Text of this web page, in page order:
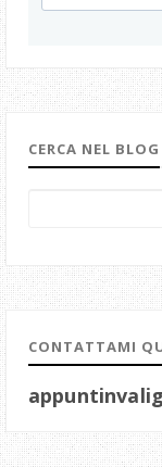
CERCA NEL BLOG
CONTATTAMI